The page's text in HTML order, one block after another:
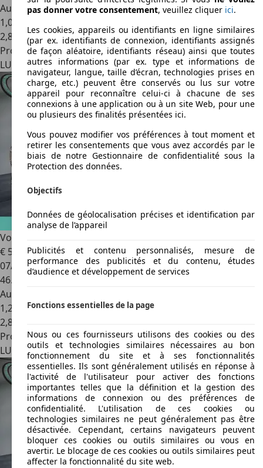
Autres
1,0 l/100 km (mixte)
2,8
Professionnel
LU 3844Foetz
Volvo XC90
€ 54.9901
07/2024
46.393 km
Autres
1,2 l/100 km (mixte)
2,8
Professionnel
LU 3844Foetz
pas donner votre consentement, veuillez cliquer ici.
Les cookies, appareils ou identifiants en ligne similaires
(par ex. identifiants de connexion, identifiants assignés
de façon aléatoire, identifiants réseau) ainsi que toutes
autres informations (par ex. type et informations de
navigateur, langue, taille d’écran, technologies prises en
charge, etc.) peuvent être conservés ou lus sur votre
appareil pour reconnaître celui-ci à chacune de ses
connexions à une application ou à un site Web, pour une
ou plusieurs des finalités présentées ici.
Vous pouvez modifier vos préférences à tout moment et
retirer les consentements que vous avez accordés par le
biais de notre Gestionnaire de confidentialité sous la
Protection des données.
Objectifs
Données de géolocalisation précises et identification par
analyse de l’appareil
Publicités et contenu personnalisés, mesure de
performance des publicités et du contenu, études
d’audience et développement de services
Fonctions essentielles de la page
Nous ou ces fournisseurs utilisons des cookies ou des
outils et technologies similaires nécessaires au bon
fonctionnement du site et à ses fonctionnalités
essentielles. Ils sont généralement utilisés en réponse à
l'activité de l'utilisateur pour activer des fonctions
importantes telles que la définition et la gestion des
informations de connexion ou des préférences de
confidentialité. L'utilisation de ces cookies ou
technologies similaires ne peut généralement pas être
désactivée. Cependant, certains navigateurs peuvent
bloquer ces cookies ou outils similaires ou vous en
avertir. Le blocage de ces cookies ou outils similaires peut
affecter la fonctionnalité du site web.